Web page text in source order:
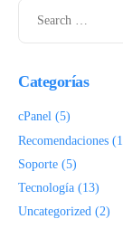
Categorías
cPanel (5)
Recomendaciones
Soporte (5)
Tecnología (13)
Uncategorized (2)